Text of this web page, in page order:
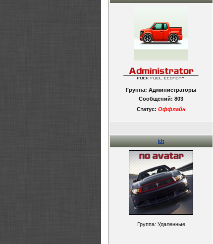
Группа: Администраторы
Сообщений: 803
Статус: Оффлайн
kit
Группа: Удаленные